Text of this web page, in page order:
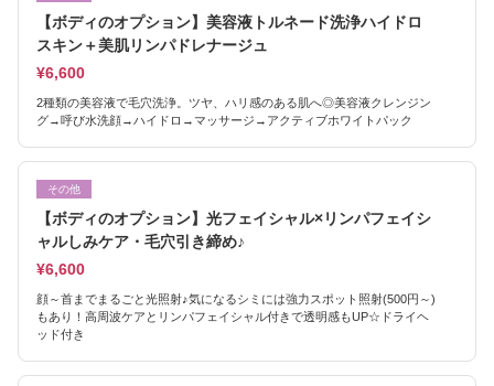
【ボディのオプション】美容液トルネード洗浄ハイドロ
スキン＋美肌リンパドレナージュ
¥6,600
2種類の美容液で毛穴洗浄。ツヤ、ハリ感のある肌へ◎美容液クレンジン
グ→呼び水洗顔→ハイドロ→マッサージ→アクティブホワイトパック
その他
【ボディのオプション】光フェイシャル×リンパフェイシ
ャルしみケア・毛穴引き締め♪
¥6,600
顔～首までまるごと光照射♪気になるシミには強力スポット照射(500円～)
もあり！高周波ケアとリンパフェイシャル付きで透明感もUP☆ドライヘ
ッド付き